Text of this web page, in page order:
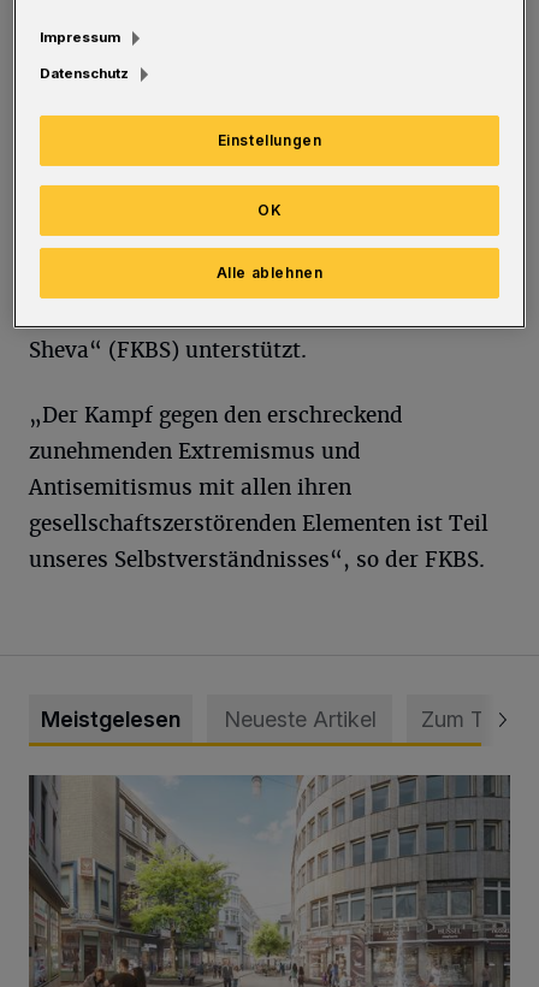
Sie beginnt um 14:30 Uhr auf Höhe der
Schwebebahnstation Döppersberg und trägt
den Untertitel „Solidarität mit den Geiseln
und Opfern des 7. Oktobers“. Die Mahnwache
Sheva“ (FKBS) unterstützt.
„Der Kampf gegen den erschreckend
zunehmenden Extremismus und
Antisemitismus mit allen ihren
gesellschaftszerstörenden Elementen ist Teil
unseres Selbstverständnisses“, so der FKBS.
Meistgelesen Neueste Artikel Zum Thema
Ein neuer Brunnen für die Alte Freiheit
Impressum
Datenschutz
Einstellungen
Alle ablehnen
OK